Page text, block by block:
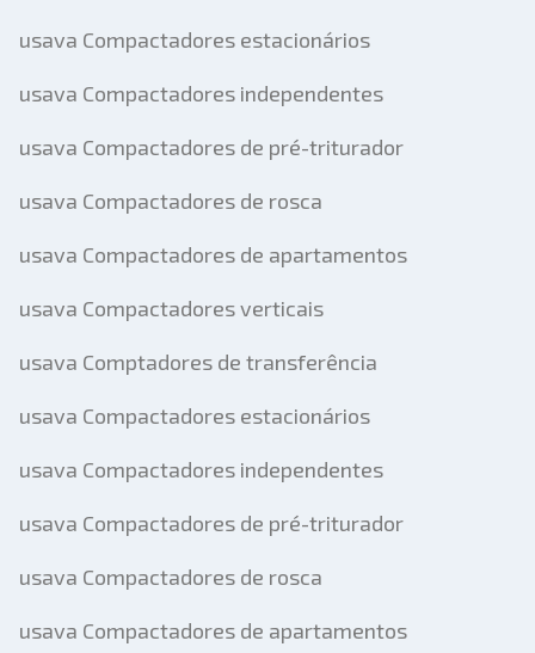
usava Compactadores estacionários
usava Compactadores independentes
usava Compactadores de pré-triturador
usava Compactadores de rosca
usava Compactadores de apartamentos
usava Compactadores verticais
usava Comptadores de transferência
usava Compactadores estacionários
usava Compactadores independentes
usava Compactadores de pré-triturador
usava Compactadores de rosca
usava Compactadores de apartamentos